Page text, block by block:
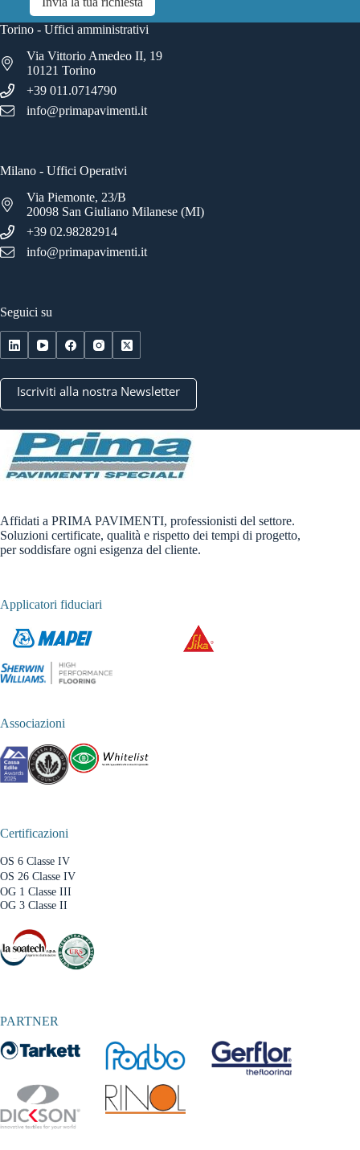
Torino - Uffici amministrativi
Via Vittorio Amedeo II, 19
10121 Torino
+39 011.0714790
info@primapavimenti.it
Milano - Uffici Operativi
Via Piemonte, 23/B
20098 San Giuliano Milanese (MI)
+39 02.98282914
info@primapavimenti.it
Seguici su
Iscriviti alla nostra Newsletter
Affidati a PRIMA PAVIMENTI, professionisti del settore.
Soluzioni certificate, qualità e rispetto dei tempi di progetto,
per soddisfare ogni esigenza del cliente.
Applicatori fiduciari
Associazioni
Certificazioni
OS 6 Classe IV
OS 26 Classe IV
OG 1 Classe III
OG 3 Classe II
PARTNER